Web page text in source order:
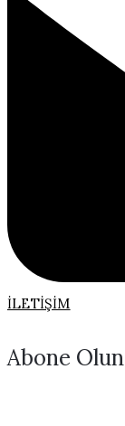
İLETIŞIM
Abone Olun